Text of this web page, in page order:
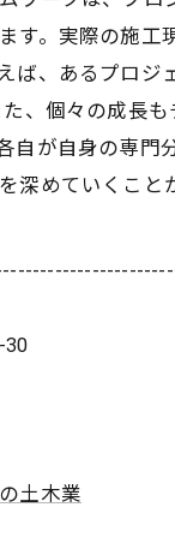
す。実際の施
ば、あるプロ
、個々の成長
自が自身の専
深めていくこと
30
土木業